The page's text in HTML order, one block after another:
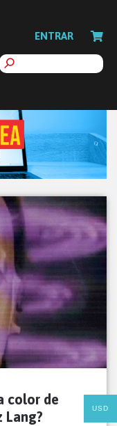
ENTRAR
color de
Lang?
USD